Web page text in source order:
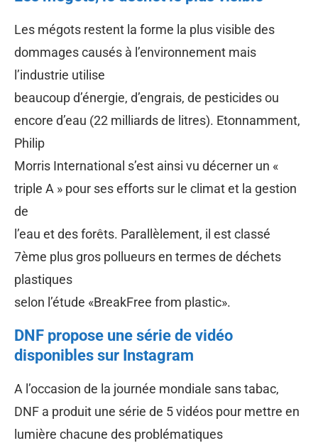
Les mégots restent la forme la plus visible des
dommages causés à l’environnement mais
l’industrie utilise
beaucoup d’énergie, d’engrais, de pesticides ou
encore d’eau (22 milliards de litres). Etonnamment,
Philip
Morris International s’est ainsi vu décerner un «
triple A » pour ses efforts sur le climat et la gestion
de
l’eau et des forêts. Parallèlement, il est classé
7ème plus gros pollueurs en termes de déchets
plastiques
selon l’étude «BreakFree from plastic».
DNF propose une série de vidéo
disponibles sur Instagram
A l’occasion de la journée mondiale sans tabac,
DNF a produit une série de 5 vidéos pour mettre en
lumière chacune des problématiques